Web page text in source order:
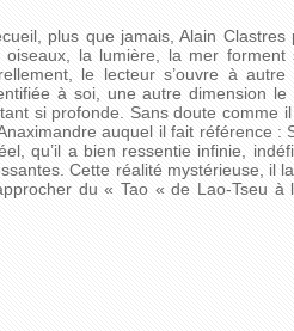
plus que jamais, Alain
la lumière, la mer
le lecteur s’ouvre à
à soi, une autre dimension le
si profonde. Sans doute comme
auquel il fait référence :
qu’il a bien ressentie infinie,
Cette réalité mystérieuse, il
du « Tao « de Lao-Tseu à